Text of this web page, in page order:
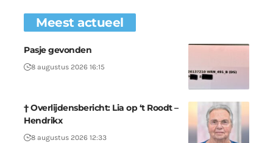
Meest actueel
Pasje gevonden
8 augustus 2026 16:15
† Overlijdensbericht: Lia op ‘t Roodt –
Hendrikx
8 augustus 2026 12:33